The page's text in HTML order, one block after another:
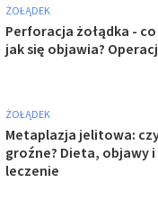
ŻOŁĄDEK
Perforacja żołądka -
jak się objawia?
ŻOŁĄDEK
Metaplazja jelitowa:
groźne? Dieta, objawy i
leczenie